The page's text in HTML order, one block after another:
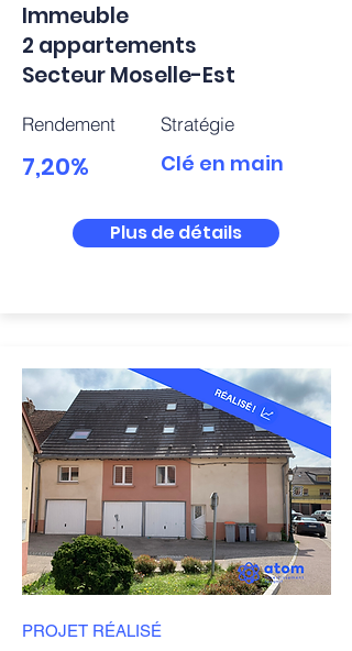
Immeuble
2 appartements
Secteur Moselle-Est
Rendement Stratégie
7,20% Clé en main
Plus de détails
PROJET RÉALISÉ